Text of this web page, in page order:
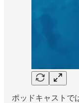
ポッドキャストで